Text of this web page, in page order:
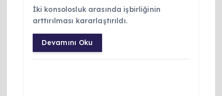
İki konsolosluk arasında işbirliğinin
arttırılması kararlaştırıldı.
Devamını Oku